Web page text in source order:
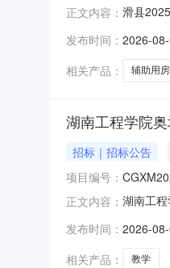
正文内容： 滑县
条件，
发布时间： 2026-
相关产品：
辅助用
湖南工程学院
招标｜招标公告
项目编号：
正文内容： 湖南工
交截止
目基本信
发布时间： 2026-
相关产品：
教学